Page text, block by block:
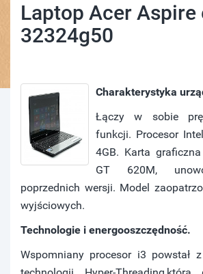
Laptop Acer Aspire
32324g50
Charakterystyka
Łączy w sobie
funkcji. Procesor
4GB. Karta
GT 620M,
poprzednich wersji. Model
wyjściowych.
Technologie i energooszczędność.
Wspomniany procesor i3 powstał